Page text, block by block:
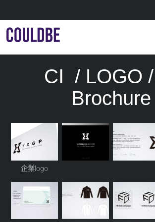
Skip
content
企業LOGO、CI、VI
CI / LOGO
Brochure
企業logo